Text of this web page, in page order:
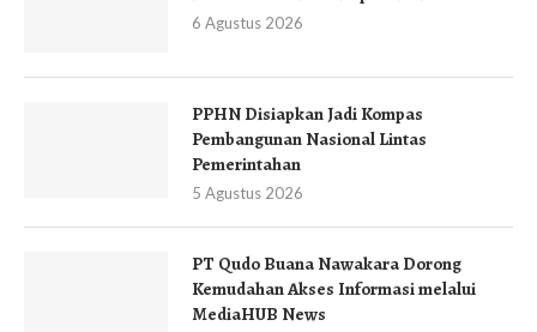
6 Agustus 2026
PPHN Disiapkan Jadi Kompas
Pembangunan Nasional Lintas
Pemerintahan
5 Agustus 2026
PT Qudo Buana Nawakara Dorong
Kemudahan Akses Informasi melalui
MediaHUB News